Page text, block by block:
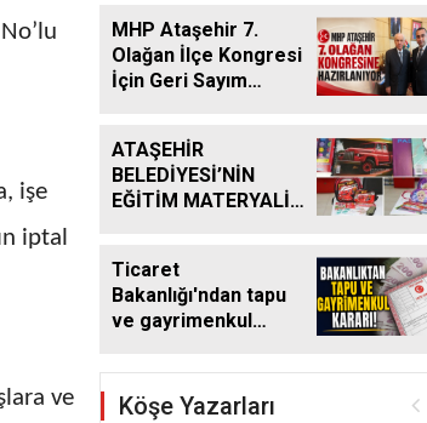
işe
iptal
ve
MHP Ataşehir 7.
Olağan İlçe Kongresi
İçin Geri Sayım
ATAŞEHİR
BELEDİYESİ’NİN
EĞİTİM MATERYALİ
SÜRÜYOR
Ticaret
Bakanlığı'ndan tapu
ve gayrimenkul
atlayan satış
yapamayacak
Köşe Yazarları